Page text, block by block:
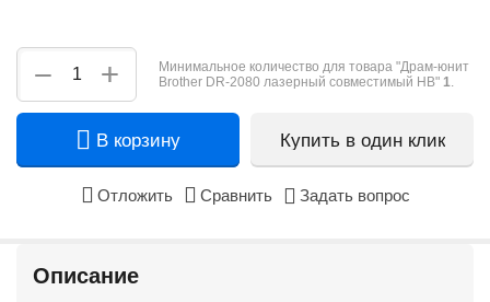
+
−
Минимальное количество для товара "Драм-юнит
Brother DR-2080 лазерный совместимый HB" 1.
В корзину Купить в один клик
Отложить Сравнить Задать вопрос
Описание